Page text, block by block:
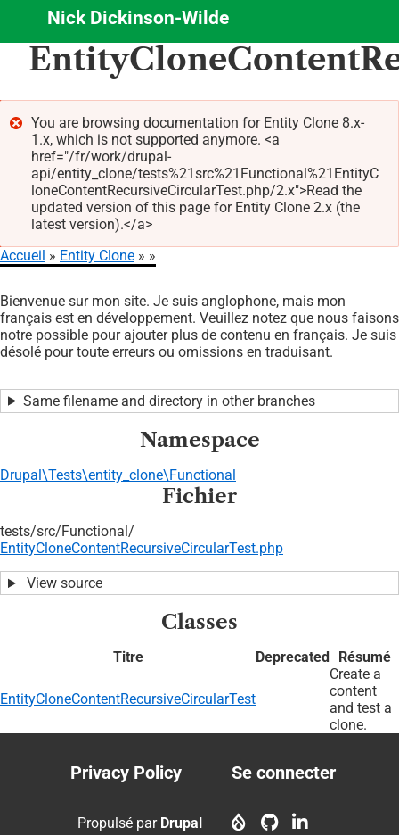
Aller
principal
Nick Dickinson-Wilde
Message
d'erreur
You are browsing documentation for Entity Clone 8.x-
1.x, which is not supported anymore. <a
href="/fr/work/drupal-
api/entity_clone/tests%21src%21Functional%21EntityC
loneContentRecursiveCircularTest.php/2.x">Read the
updated version of this page for Entity Clone 2.x (the
latest version).</a>
d'Ariane
Accueil Entity Clone
Bienvenue sur mon site. Je suis anglophone, mais mon
français est en développement. Veuillez notez que nous faisons
notre possible pour ajouter plus de contenu en français. Je suis
désolé pour toute erreurs ou omissions en traduisant.
Same filename and directory in other branches
Namespace
Drupal\Tests\entity_clone\Functional
Fichier
tests/src/Functional/
EntityCloneContentRecursiveCircularTest.php
View source
Classes
Titre Deprecated Résumé
EntityCloneContentRecursiveCircularTest
Create a
content
and test a
clone.
Footer
menu
Privacy Policy
account
Se connecter
Propulsé par Drupal